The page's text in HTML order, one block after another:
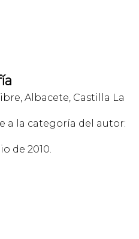
Albacete, Castilla La
a la categoría del autor:
de 2010.